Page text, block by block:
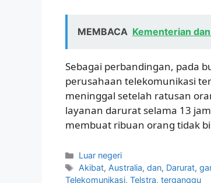
MEMBACA Kementerian
Sebagai perbandingan, pada
perusahaan telekomunikasi
meninggal setelah ratusan
layanan darurat selama 13
membuat ribuan orang tidak
Kategori
Luar negeri
Tag
Akibat, Australia,dan, Darurat,
Telekomunikasi, Telstra, terganggu